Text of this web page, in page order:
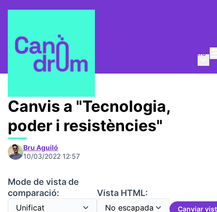
Entra
Canòdrom 1753,7 m2
Canvis a "Tecnologia,
poder i resistències"
Bru Aguiló
10/03/2022 12:57
Mode de vista de
comparació:
Vista HTML:
Canviar